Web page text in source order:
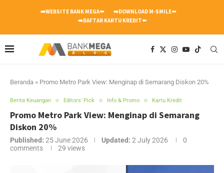
➡️WEBSITE BANK MEGA⬅️
➡️DOWNLOAD M-SMILE⬅️
➡️DAFTAR KARTU KREDIT⬅️
Beranda » Promo Metro Park View: Menginap di Semarang Diskon 20%
Berita Keuangan Editors' Pick Info & Promo Kartu Kredit
Promo Metro Park View: Menginap di Semarang
Diskon 20%
Published: 25 June 2026 Updated: 2 July 2026
0
comments
29 views